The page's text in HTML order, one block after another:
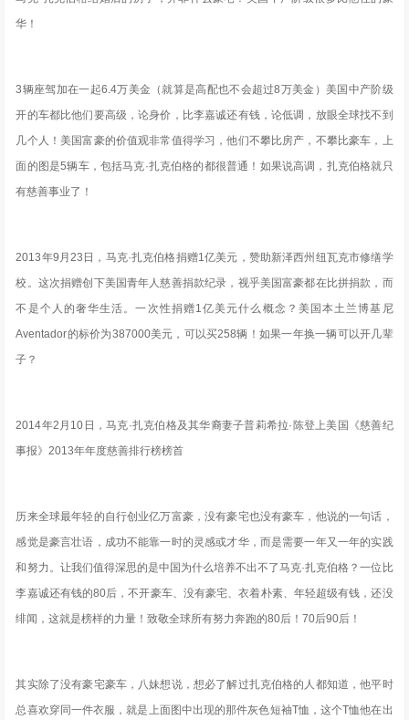
华！
3辆座驾加在一起6.4万美金（就算是高配也不会超过8万美金）美国中产阶级
开的车都比他们要高级，论身价，比李嘉诚还有钱，论低调，放眼全球找不到
几个人！美国富豪的价值观非常值得学习，他们不攀比房产，不攀比豪车，上
面的图是5辆车，包括马克·扎克伯格的都很普通！ 如果说高调，扎克伯格就只
有慈善事业了！
2013年9月23日，马克·扎克伯格捐赠1亿美元，赞助新泽西州纽瓦克市修缮学
校。这次捐赠创下美国青年人慈善捐款纪录，视乎美国富豪都在比拼捐款，而
不是个人的奢华生活。一次性捐赠1亿美元什么概念？美国本土兰博基尼
Aventador的标价为387000美元，可以买258辆 ！如果一年换一辆可以开几辈
子？
2014年2月10日，马克·扎克伯格及其华裔妻子普莉希拉·陈登上美国《慈善纪
事报》2013年年度慈善排行榜榜首
历来全球最年轻的自行创业亿万富豪，没有豪宅也没有豪车 ，他说的一句话，
感觉是豪言壮语， 成功不能靠一时的灵感或才华，而是需要一年又一年的实践
和努力。让我们值得深思的是中国为什么培养不出不了马克·扎克伯格？一位比
李嘉诚还有钱的80后，不开豪车、没有豪宅、衣着朴素、年轻超级有钱，还没
绯闻，这就是榜样的力量 ！致敬全球所有努力奔跑的80后！70后90后！
其实除了没有豪宅豪车，八妹想说，想必了解过扎克伯格的人都知道，他平时
总喜欢穿同一件衣服，就是上面图中出现的那件灰色短袖T恤，这个T恤他在出